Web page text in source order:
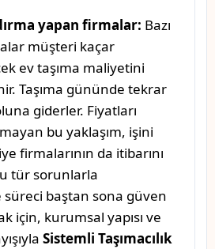
yapan firmalar: Bazı
müşteri kaçar
ev taşıma maliyetini
Taşıma gününde tekrar
giderler. Fiyatları
bu yaklaşım, işini
firmalarının da itibarını
tür sorunlarla
süreci baştan sona güven
için, kurumsal yapısı ve
Sistemli Taşımacılık